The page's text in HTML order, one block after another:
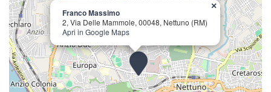
Franco Massimo
2, Via Delle Mammole, 00048, Nettuno (RM)
Apri in Google Maps
×